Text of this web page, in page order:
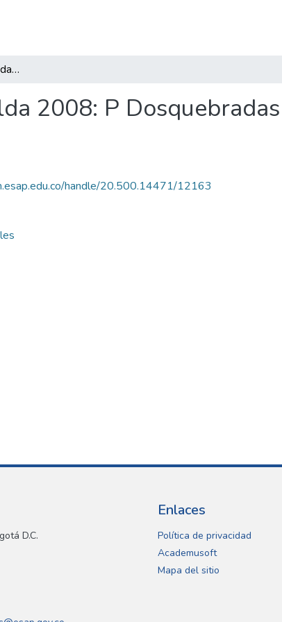
Presupuesto Dosquebradas Risaralda 2008: P Dosquebradas Risaralda 2008
2008: P
handle/20.500.14471/12163
D.C.
Enlaces
Política de privacidad
Academusoft
Mapa del sitio